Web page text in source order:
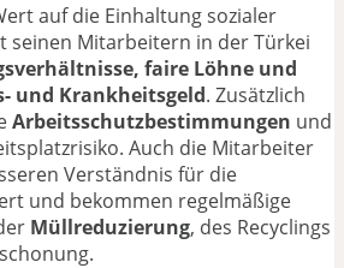
auf die Einhaltung sozialer
seinen Mitarbeitern in der Türkei
faire Löhne und
und Krankheitsgeld. Zusätzlich
Arbeitsschutzbestimmungen und
Auch die Mitarbeiter
Verständnis für die
und bekommen regelmäßige
Müllreduzierung, des Recyclings